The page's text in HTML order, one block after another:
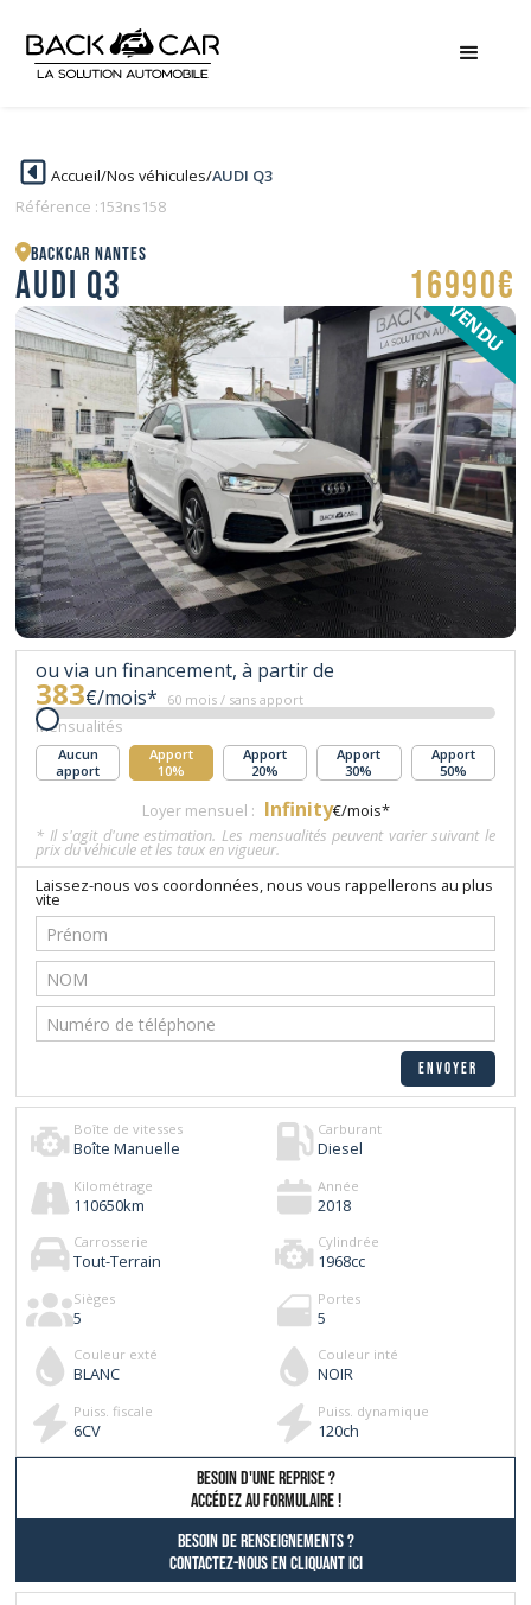
Accueil/Nos véhicules/AUDI Q3
Référence :153ns158
BACKCAR Nantes
AUDI Q3 16990€
VENDU
ou via un financement, à partir de
383€/mois* 60 mois / sans apport
Mensualités
Aucun
apport
Apport
10%
Apport
20%
Apport
30%
Apport
50%
Loyer mensuel : Infinity€/mois*
* Il s'agit d'une estimation. Les mensualités peuvent varier suivant le
prix du véhicule et les taux en vigueur.
Laissez-nous vos coordonnées, nous vous rappellerons au plus
vite
Boîte de vitesses
Boîte Manuelle
Carburant
Diesel
Kilométrage
110650km
Année
2018
Carrosserie
Tout-Terrain
Cylindrée
1968cc
Sièges
5
Portes
5
Couleur exté
BLANC
Couleur inté
NOIR
Puiss. fiscale
6CV
Puiss. dynamique
120ch
besoin d'une reprise ?
AccÉdez au formulaire !
Besoin de renseignements ?
contactez-nous en cliquant ici